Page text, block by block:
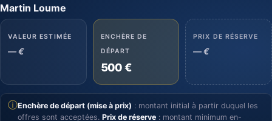
Martin Loume
VALEUR ESTIMÉE
— €
ENCHÈRE DE
DÉPART
500 €
PRIX DE RÉSERVE
— €
ⓘEnchère de départ (mise à prix) : montant initial à partir duquel les
offres sont acceptées. Prix de réserve : montant minimum en-